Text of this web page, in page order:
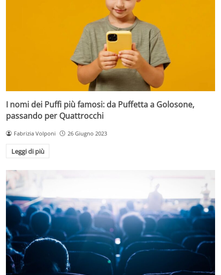
I nomi dei Puffi più famosi: da Puffetta a Golosone,
passando per Quattrocchi
Fabrizia Volponi 26 Giugno 2023
Leggi di più